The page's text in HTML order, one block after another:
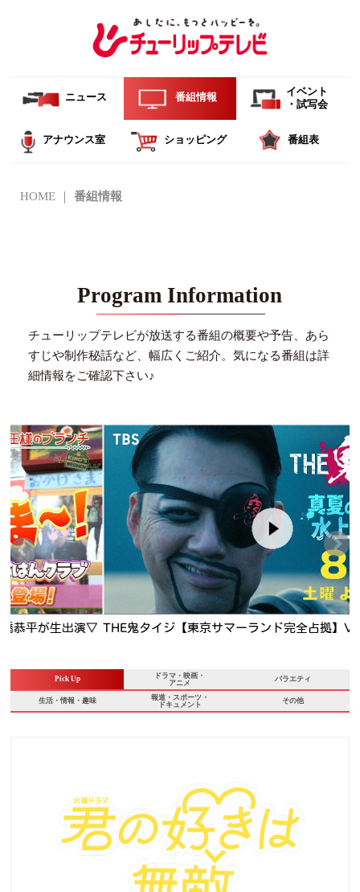
ニュース 番組情報
イベント
・試写会
アナウンス室 ショッピング 番組表
HOME 番組情報
Program Information
チューリップテレビが放送する番組の概要や予告、あら
すじや制作秘話など、幅広くご紹介。 気になる番組は詳
細情報をご確認下さい♪
THE鬼タイジ【東京サマーランド完全占拠】VIVANT超大物俳
Pick Up
ドラマ・映画・
アニメ
バラエティ
生活・情報・趣味
報道・スポーツ・
ドキュメント
その他